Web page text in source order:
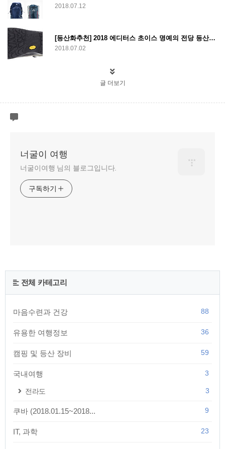
2018.07.12
[등산화추천] 2018 에디터스 초이스 명예의 전당 등산화, 로바 레니게이드, Lowa Renegade GTX Mid
2018.07.02
글 더보기
너굴이 여행
너굴이여행 님의 블로그입니다.
구독하기
전체 카테고리
마음수련과 건강 88
유용한 여행정보 36
캠핑 및 등산 장비 59
국내여행 3
전라도 3
쿠바 (2018.01.15~2018... 9
IT, 과학 23